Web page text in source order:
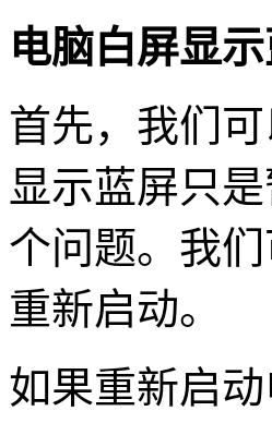
电脑白屏显
首先，我们
显示蓝屏只
个问题。我
重新启动。
如果重新启